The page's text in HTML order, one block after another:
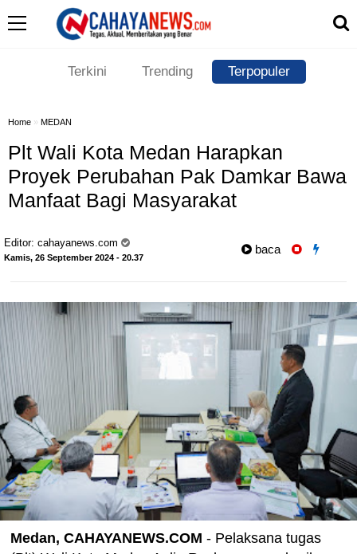
Terkini Trending Terpopuler
Home » MEDAN
Plt Wali Kota Medan Harapkan
Proyek Perubahan Pak Damkar Bawa
Manfaat Bagi Masyarakat
Editor: cahayanews.com
Kamis, 26 September 2024 - 20.37
baca
Medan, CAHAYANEWS.COM - Pelaksana tugas